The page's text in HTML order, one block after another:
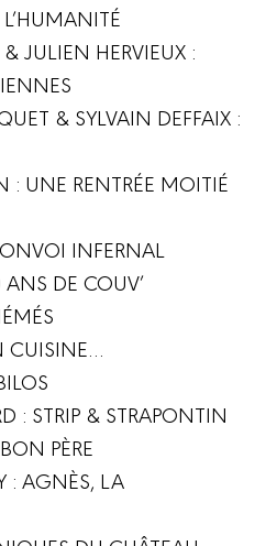
JULIEN HERVIEUX :
& SYLVAIN DEFFAIX :
: UNE RENTRÉE MOITIÉ
INFERNAL
DE COUV’
: STRIP & STRAPONTIN
PÈRE
: AGNÈS, LA